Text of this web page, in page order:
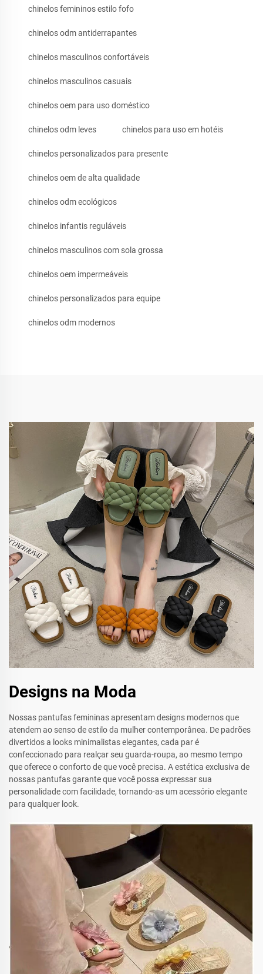
chinelos femininos estilo fofo
chinelos odm antiderrapantes
chinelos masculinos confortáveis
chinelos masculinos casuais
chinelos oem para uso doméstico
chinelos odm leves chinelos para uso em hotéis
chinelos personalizados para presente
chinelos oem de alta qualidade
chinelos odm ecológicos
chinelos infantis reguláveis
chinelos masculinos com sola grossa
chinelos oem impermeáveis
chinelos personalizados para equipe
chinelos odm modernos
Designs na Moda
Nossas pantufas femininas apresentam designs modernos que
atendem ao senso de estilo da mulher contemporânea. De padrões
divertidos a looks minimalistas elegantes, cada par é
confeccionado para realçar seu guarda-roupa, ao mesmo tempo
que oferece o conforto de que você precisa. A estética exclusiva de
nossas pantufas garante que você possa expressar sua
personalidade com facilidade, tornando-as um acessório elegante
para qualquer look.